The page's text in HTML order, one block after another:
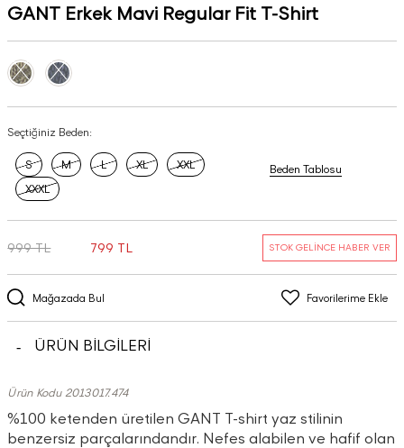
GANT Erkek Mavi Regular Fit T-Shirt
Seçtiğiniz Beden:
S M L XL
XXL
XXXL
Beden Tablosu
Mağazada Bul Favorilerime Ekle
999 TL 799 TL STOK GELİNCE HABER VER
ÜRÜN BİLGİLERİ
Ürün Kodu 2013017.474
%100 ketenden üretilen GANT T-shirt yaz stilinin
benzersiz parçalarındandır. Nefes alabilen ve hafif olan